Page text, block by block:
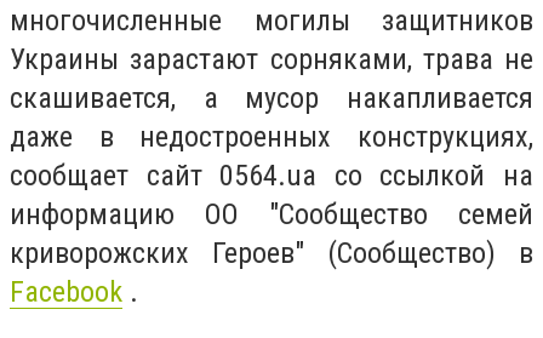
многочисленные могилы защитников
Украины зарастают сорняками, трава не
скашивается, а мусор накапливается
даже в недостроенных конструкциях,
сообщает сайт 0564.ua со ссылкой на
информацию ОО "Сообщество семей
криворожских Героев" (Сообщество) в
Facebook .